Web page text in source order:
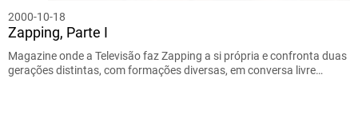
2000-10-18
Zapping, Parte I
Magazine onde a Televisão faz Zapping a si própria e confronta duas
gerações distintas, com formações diversas, em conversa livre…